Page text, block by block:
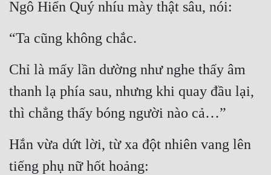
Ngô Hiển Quý nhíu mày thật sâu, nói:
“Ta cũng không chắc.
Chỉ là mấy lần dường như nghe thấy âm
thanh lạ phía sau, nhưng khi quay đầu lại,
thì chẳng thấy bóng người nào cả…”
Hắn vừa dứt lời, từ xa đột nhiên vang lên
tiếng phụ nữ hốt hoảng: